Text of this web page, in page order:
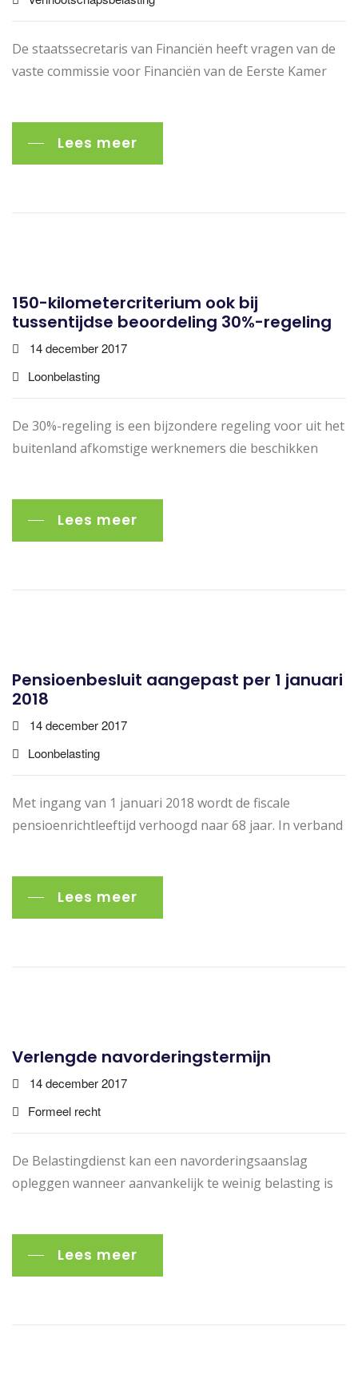
De staatssecretaris van Financiën heeft vragen van de
vaste commissie voor Financiën van de Eerste Kamer
Lees meer
150-kilometercriterium ook bij
tussentijdse beoordeling 30%-regeling
14 december 2017
Loonbelasting
De 30%-regeling is een bijzondere regeling voor uit het
buitenland afkomstige werknemers die beschikken
Lees meer
Pensioenbesluit aangepast per 1 januari
2018
14 december 2017
Loonbelasting
Met ingang van 1 januari 2018 wordt de fiscale
pensioenrichtleeftijd verhoogd naar 68 jaar. In verband
Lees meer
Verlengde navorderingstermijn
14 december 2017
Formeel recht
De Belastingdienst kan een navorderingsaanslag
opleggen wanneer aanvankelijk te weinig belasting is
Lees meer